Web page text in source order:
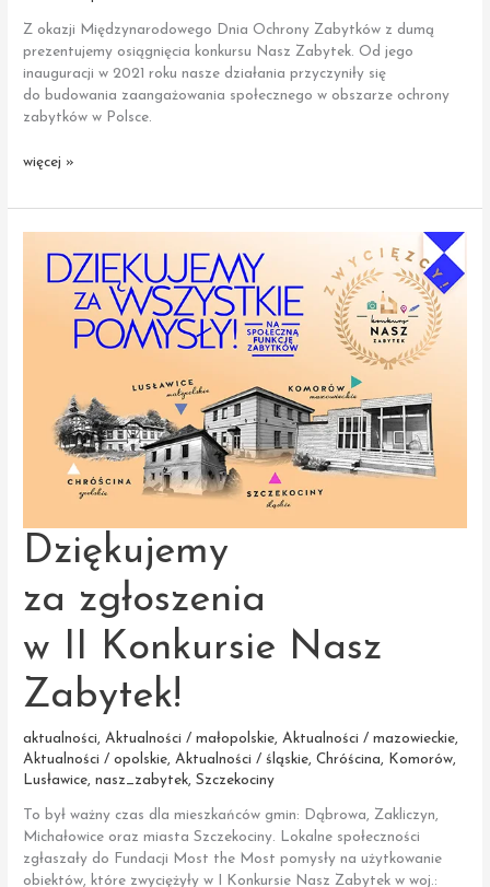
Z okazji Międzynarodowego Dnia Ochrony Zabytków z dumą
prezentujemy osiągnięcia konkursu Nasz Zabytek. Od jego
inauguracji w 2021 roku nasze działania przyczyniły się
do budowania zaangażowania społecznego w obszarze ochrony
zabytków w Polsce.
Świętujemy
Dzień
Zabytków
więcej »
Dziękujemy
za zgłoszenia
w II Konkursie Nasz
Zabytek!
aktualności,Aktualności / małopolskie,Aktualności / mazowieckie,
Aktualności / opolskie,Aktualności / śląskie,Chróścina, Komorów,
Lusławice,nasz_zabytek,Szczekociny
To był ważny czas dla mieszkańców gmin: Dąbrowa, Zakliczyn,
Michałowice oraz miasta Szczekociny. Lokalne społeczności
zgłaszały do Fundacji Most the Most pomysły na użytkowanie
obiektów, które zwyciężyły w I Konkursie Nasz Zabytek w woj.: